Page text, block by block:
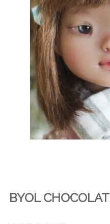
BYOL CHOCOLAT